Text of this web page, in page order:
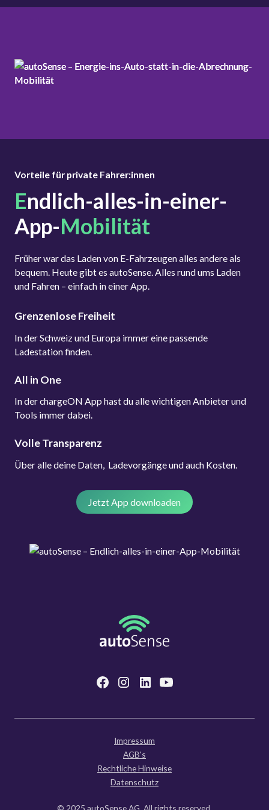
Vorteile für private Fahrer:innen
Endlich-alles-in-einer-
App-Mobilität
Früher war das Laden von E-Fahrzeugen alles andere als
bequem. Heute gibt es autoSense. Alles rund ums Laden
und Fahren – einfach in einer App.
Grenzenlose Freiheit
In der Schweiz und Europa immer eine passende
Ladestation finden.
All in One
In der chargeON App hast du alle wichtigen Anbieter und
Tools immer dabei.
Volle Transparenz
Über alle deine Daten, Ladevorgänge und auch Kosten.
Jetzt App downloaden
Impressum
AGB's
Rechtliche Hinweise
Datenschutz